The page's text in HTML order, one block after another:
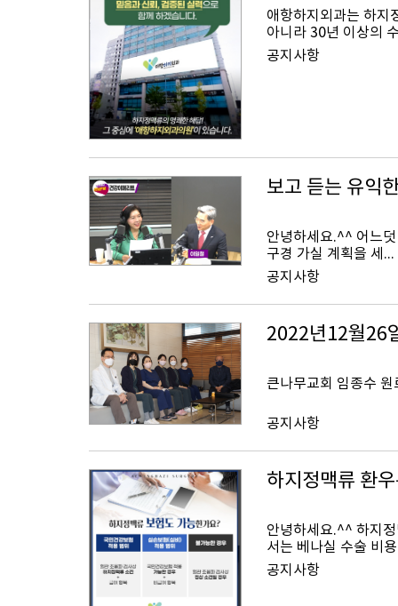
애항하지외과는 하지
아니라 30년 이상의
공지사항
보고 듣는 유익
안녕하세요.^^ 어느
구경 가실 계획을 세...
공지사항
2022년12월26
큰나무교회 임종수
공지사항
하지정맥류 환
안녕하세요.^^ 하지
서는 베나실 수술 비
공지사항